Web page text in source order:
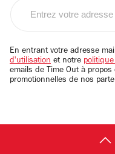
email
En entrant votre adresse
d'utilisation et notre
emails de Time Out à
promotionnelles de nos